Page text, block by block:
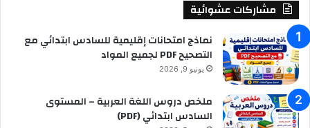
مشاركات عشوائية
نماذج امتحانات إقليمية للسادس ابتدائي مع
التصحيح PDF لجميع المواد
يونيو 9, 2026
ملخص دروس اللغة العربية – المستوى
السادس ابتدائي (PDF)